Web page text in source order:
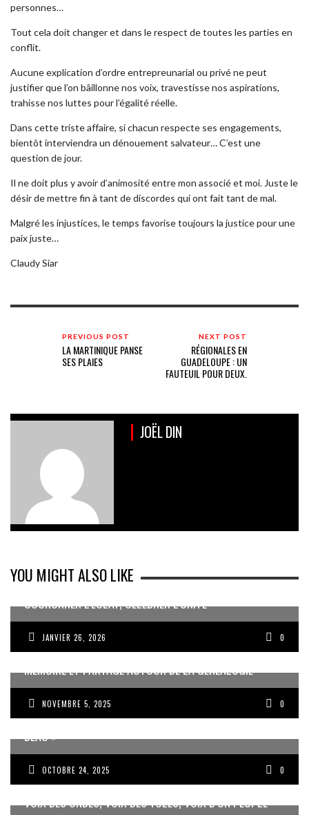
personnes…
Tout cela doit changer et dans le respect de toutes les parties en
conflit.
Aucune explication d’ordre entrepreunarial ou privé ne peut
justifier que l’on bâillonne nos voix, travestisse nos aspirations,
trahisse nos luttes pour l’égalité réelle.
Dans cette triste affaire, si chacun respecte ses engagements,
bientôt interviendra un dénouement salvateur… C’est une
question de jour.
Il ne doit plus y avoir d’animosité entre mon associé et moi. Juste le
désir de mettre fin à tant de discordes qui ont fait tant de mal.
Malgré les injustices, le temps favorise toujours la justice pour une
paix juste…
Claudy Siar
PREVIOUS POST
LA MARTINIQUE PANSE
SES PLAIES
NEXT POST
RÉGIONALES EN
GUADELOUPE : UN
FAUTEUIL POUR DEUX.
JOËL DIN
YOU MIGHT ALSO LIKE
COURONNER L’ÉCLAT, CÉLÉBRER L’UNITÉ
JANVIER 26, 2026 0
MÉMOIRE ET PARTAGE AUTOUR DE LA GÉNÉALOGIE
NOVEMBRE 5, 2025 0
JEAN-PIERRE VOLET : « L’OBJECTIF EST DE PRODUIRE DU
BEAU »
OCTOBRE 24, 2025 0
VOIX DES ONDES, VOIX DES YOLES, VOIX D’UN PEUPLE